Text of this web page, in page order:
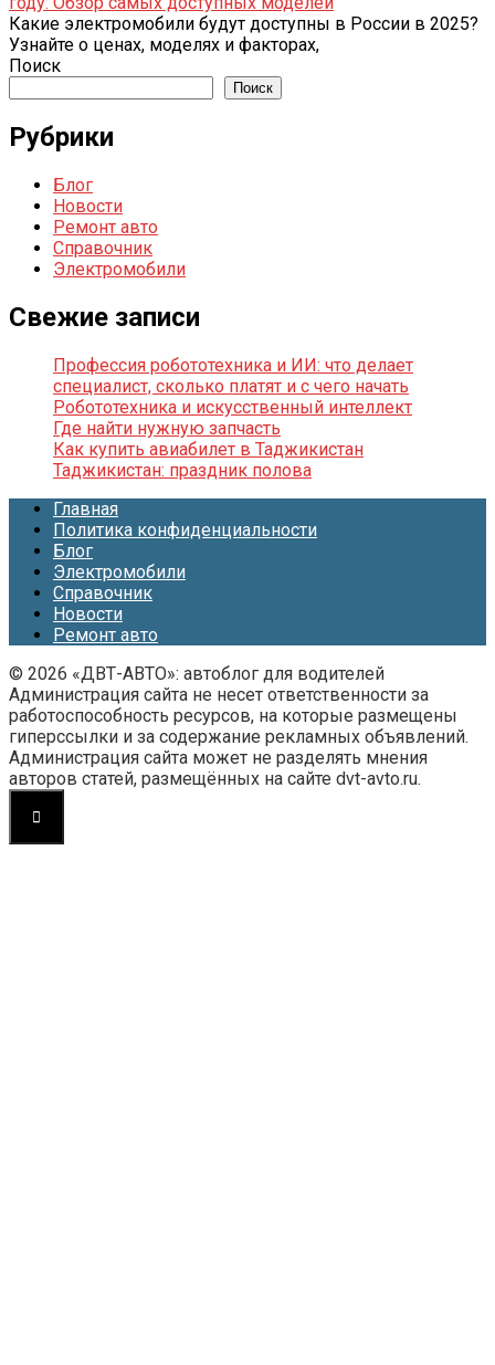
Какие электромобили будут доступны в России в 2025?
Узнайте о ценах, моделях и факторах,
Поиск
Поиск
Рубрики
Блог
Новости
Ремонт авто
Справочник
Электромобили
Свежие записи
Профессия робототехника и ИИ: что делает
специалист, сколько платят и с чего начать
Робототехника и искусственный интеллект
Где найти нужную запчасть
Как купить авиабилет в Таджикистан
Таджикистан: праздник полова
Главная
Политика конфиденциальности
Блог
Электромобили
Справочник
Новости
Ремонт авто
© 2026 «ДВТ-АВТО»: автоблог для водителей
Администрация сайта не несет ответственности за
работоспособность ресурсов, на которые размещены
гиперссылки и за содержание рекламных объявлений.
Администрация сайта может не разделять мнения
авторов статей, размещённых на сайте dvt-avto.ru.